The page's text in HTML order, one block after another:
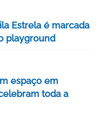
Estrela é marcada
playground
espaço em
toda a